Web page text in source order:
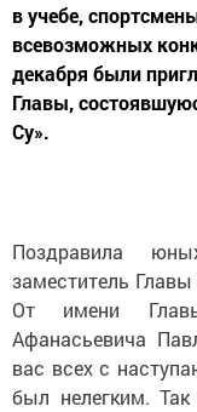
в учебе,
всевозможных
декабря были
Главы,
Су».
Поздравила
заместитель
От имени
Афанасьевича
вас всех с
был нелегким.